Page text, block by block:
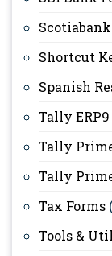
Shortcut
Spanish
Tally ERP9
Tally
Tally
Tax Forms
Tools &